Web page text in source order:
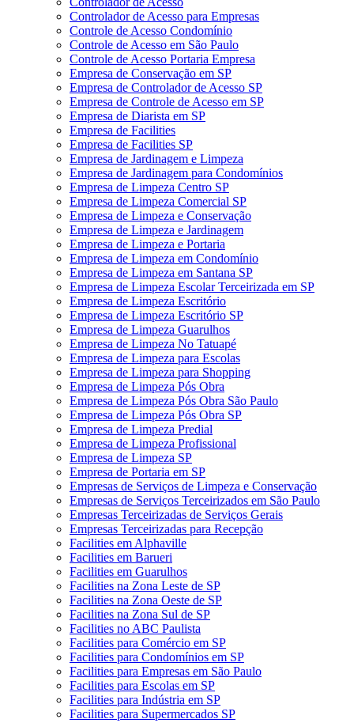
Controlador de Acesso para Empresas
Controle de Acesso Condomínio
Controle de Acesso em São Paulo
Controle de Acesso Portaria Empresa
Empresa de Conservação em SP
Empresa de Controlador de Acesso SP
Empresa de Controle de Acesso em SP
Empresa de Diarista em SP
Empresa de Facilities
Empresa de Facilities SP
Empresa de Jardinagem e Limpeza
Empresa de Jardinagem para Condomínios
Empresa de Limpeza Centro SP
Empresa de Limpeza Comercial SP
Empresa de Limpeza e Conservação
Empresa de Limpeza e Jardinagem
Empresa de Limpeza e Portaria
Empresa de Limpeza em Condomínio
Empresa de Limpeza em Santana SP
Empresa de Limpeza Escolar Terceirizada em SP
Empresa de Limpeza Escritório
Empresa de Limpeza Escritório SP
Empresa de Limpeza Guarulhos
Empresa de Limpeza No Tatuapé
Empresa de Limpeza para Escolas
Empresa de Limpeza para Shopping
Empresa de Limpeza Pós Obra
Empresa de Limpeza Pós Obra São Paulo
Empresa de Limpeza Pós Obra SP
Empresa de Limpeza Predial
Empresa de Limpeza Profissional
Empresa de Limpeza SP
Empresa de Portaria em SP
Empresas de Serviços de Limpeza e Conservação
Empresas de Serviços Terceirizados em São Paulo
Empresas Terceirizadas de Serviços Gerais
Empresas Terceirizadas para Recepção
Facilities em Alphaville
Facilities em Barueri
Facilities em Guarulhos
Facilities na Zona Leste de SP
Facilities na Zona Oeste de SP
Facilities na Zona Sul de SP
Facilities no ABC Paulista
Facilities para Comércio em SP
Facilities para Condomínios em SP
Facilities para Empresas em São Paulo
Facilities para Escolas em SP
Facilities para Indústria em SP
Facilities para Supermercados SP